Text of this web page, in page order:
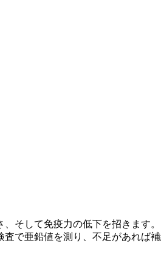
そして免疫力の低下を招きます
で亜鉛値を測り、不足があれば